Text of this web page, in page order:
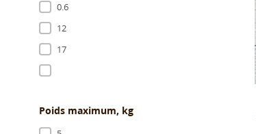
0.6
12
17
Poids maximum, kg